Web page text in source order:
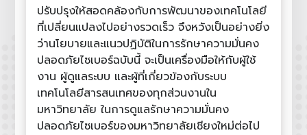
ปรับปรุงให้สอดคล้องกับการพัฒนาของเทคโนโลยี
ที่เปลี่ยนแปลงไปอย่างรวดเร็ว จึงหวังเป็นอย่างยิ่ง
ว่านโยบายและแนวปฏิบัติในการรักษาความมั่นคง
ปลอดภัยไซเบอร์ฉบับนี้ จะเป็นเครื่องมือให้กับผู้ใช้
งาน ผู้ดูแลระบบ และผู้ที่เกี่ยวข้องกับระบบ
เทคโนโลยีสารสนเทศของทุกส่วนงานใน
มหาวิทยาลัย ในการดูแลรักษาความมั่นคง
ปลอดภัยไซเบอร์ของมหาวิทยาลัยเชียงใหม่ต่อไป